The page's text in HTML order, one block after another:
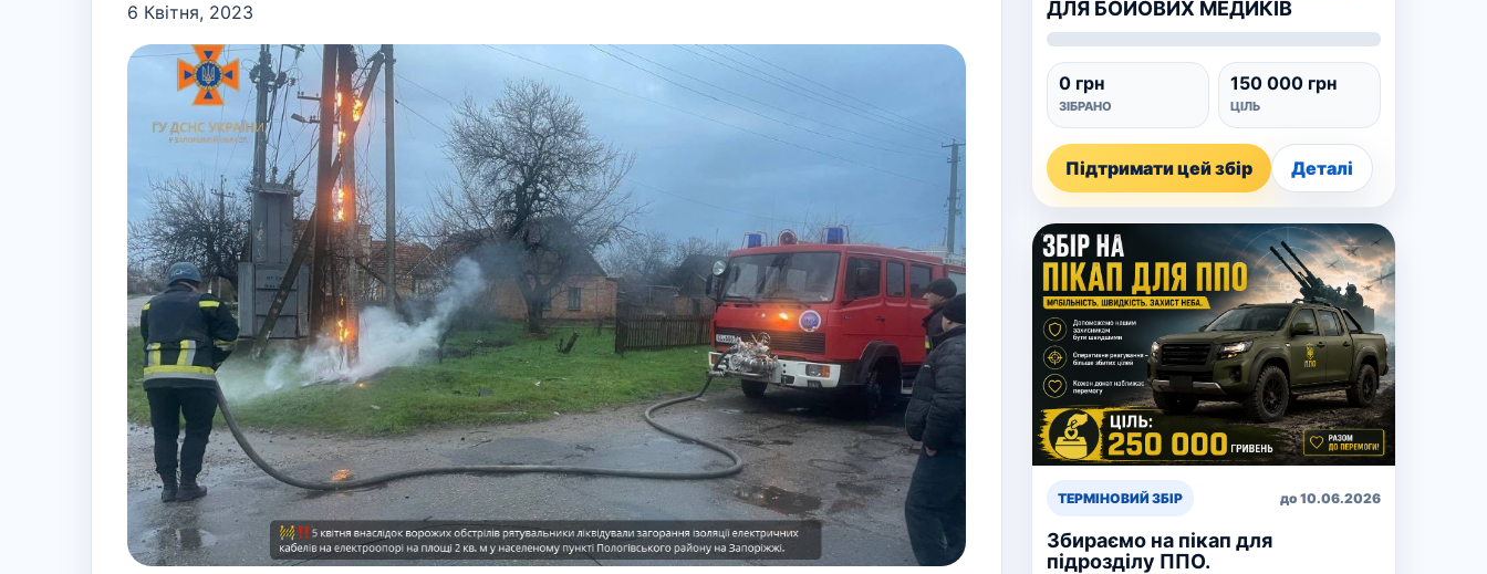
6 Квітня, 2023
ДЛЯ БОЙОВИХ МЕДИКІВ
0 грн
ЗІБРАНО
150 000 грн
ЦІЛЬ
Підтримати цей збір Деталі
ТЕРМІНОВИЙ ЗБІР до 10.06.2026
Збираємо на пікап для
підрозділу ППО.